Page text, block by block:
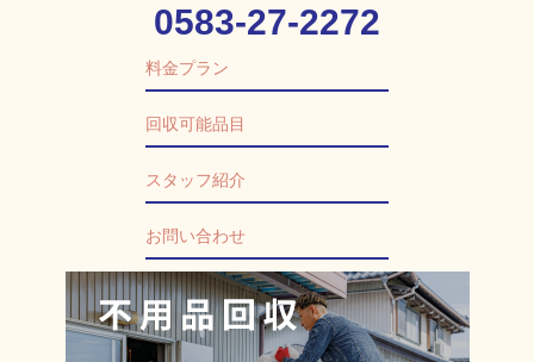
0583-27-2272
料金プラン
回収可能品目
スタッフ紹介
お問い合わせ